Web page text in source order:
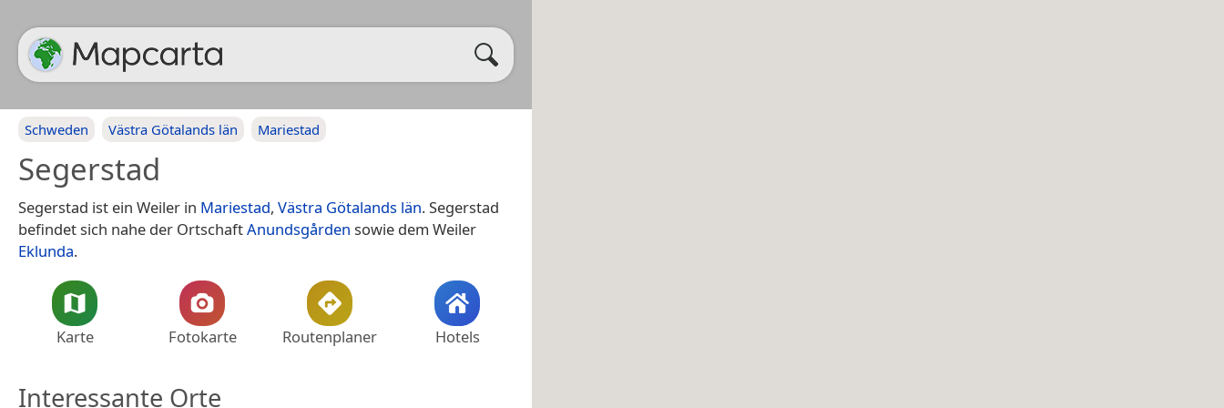
Schweden Västra Götalands län Mariestad
Segerstad
Segerstad ist ein Weiler in Mariestad, Västra Götalands län. Segerstad
befindet sich nahe der OrtschaftAnundsgården sowie dem Weiler
Eklunda.
Karte Fotokarte Routenplaner Hotels
Interessante Orte